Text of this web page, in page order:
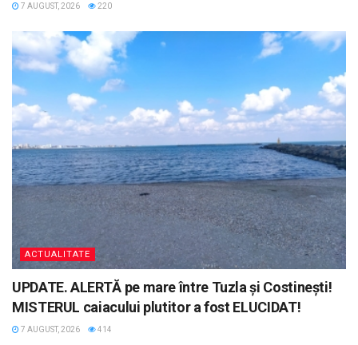
7 AUGUST, 2026 220
ACTUALITATE
UPDATE. ALERTĂ pe mare între Tuzla și Costinești!
MISTERUL caiacului plutitor a fost ELUCIDAT!
7 AUGUST, 2026 414